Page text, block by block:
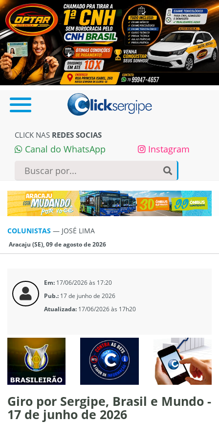
CLICK NAS REDES SOCIAS
Canal do WhatsApp Instagram
COLUNISTAS — JOSÉ LIMA
Aracaju (SE), 09 de agosto de 2026
Em: 17/06/2026 às 17:20
Pub.: 17 de junho de 2026
Atualizada: 17/06/2026 às 17h20
Giro por Sergipe, Brasil e Mundo -
17 de junho de 2026